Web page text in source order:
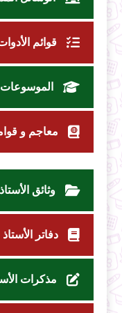
قوائم
الموسوعات
معاجم و
وثائق الأستاذ
دفاتر الأستاذ
مذكرات